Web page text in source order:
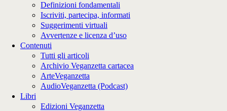
Definizioni fondamentali
Iscriviti, partecipa, informati
Suggerimenti virtuali
Avvertenze e licenza d’uso
Contenuti
Tutti gli articoli
Archivio Veganzetta cartacea
ArteVeganzetta
AudioVeganzetta (Podcast)
Libri
Edizioni Veganzetta